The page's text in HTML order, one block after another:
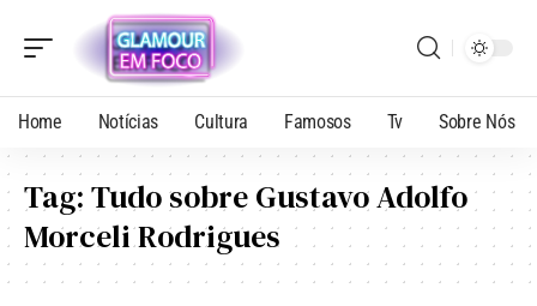
Home Notícias Cultura Famosos Tv Sobre Nós
Tag:Tudo sobre Gustavo Adolfo
Morceli Rodrigues